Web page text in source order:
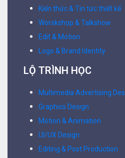
Kiến thức & Tin tức thiết kế
Worskshop & Talkshow
Edit & Motion
Logo & Brand Identity
LỘ TRÌNH HỌC
Multimedia Advertising
Graphics Design
Motion & Animation
UI/UX Design
Editing & Post Production